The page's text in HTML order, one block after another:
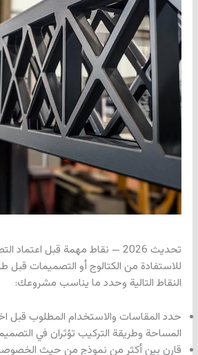
تحديث 2026 — نقاط مهمة قبل اعتماد التصميم
للاستفادة من الكتالوج أو التصميمات قبل
النقاط التالية وحدد ما يناسب مشروعك:
حدد المقاسات والاستخدام المطلوب قبل
المساحة وطريقة التركيب تؤثران في التصميم
قارن بين أكثر من نموذج من حيث